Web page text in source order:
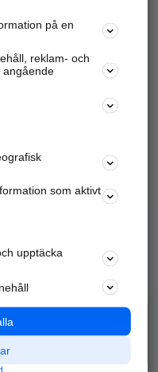
mm.
företaget
och annonsera mot
nära dig.
sökningar
på en
reklam- och
angående
som aktivt
upptäcka